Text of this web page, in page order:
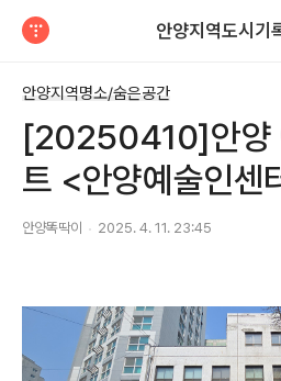
안양지역도시기
안양지역명소/숨은공간
[20250410]안양
트 <안양예술인센
안양똑딱이 2025. 4. 11. 23:45